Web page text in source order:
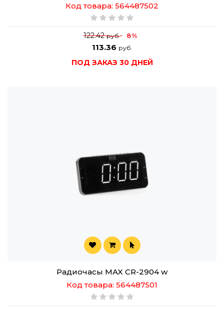
Код товара: 564487502
122.42руб. 8%
113.36 руб.
ПОД ЗАКАЗ 30 ДНЕЙ
Радиочасы MAX CR-2904 w
Код товара: 564487501